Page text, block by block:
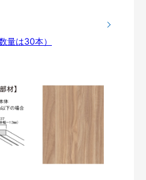
量は30本）